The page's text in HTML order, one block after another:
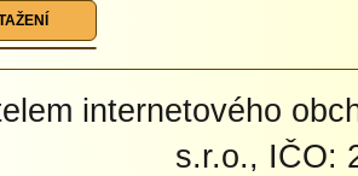
internetového
s.r.o., IČO: